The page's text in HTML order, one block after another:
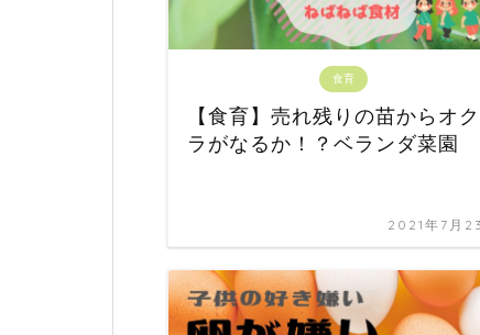
食育
【食育】売れ残りの苗からオク
ラがなるか！？ベランダ菜園
2021年7月